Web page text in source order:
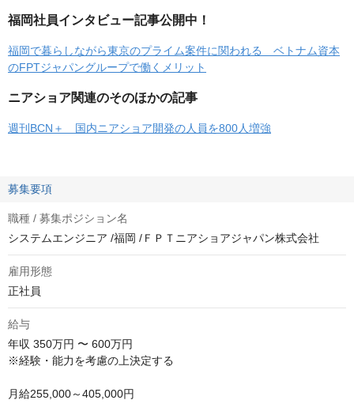
福岡社員インタビュー記事公開中！
福岡で暮らしながら東京のプライム案件に関われる ベトナム資本
のFPTジャパングループで働くメリット
ニアショア関連のそのほかの記事
週刊BCN＋ 国内ニアショア開発の人員を800人増強
募集要項
職種 / 募集ポジション名
システムエンジニア /福岡 /ＦＰＴニアショアジャパン株式会社
雇用形態
正社員
給与
年収 350万円 〜 600万円
※経験・能力を考慮の上決定する
月給255,000～405,000円